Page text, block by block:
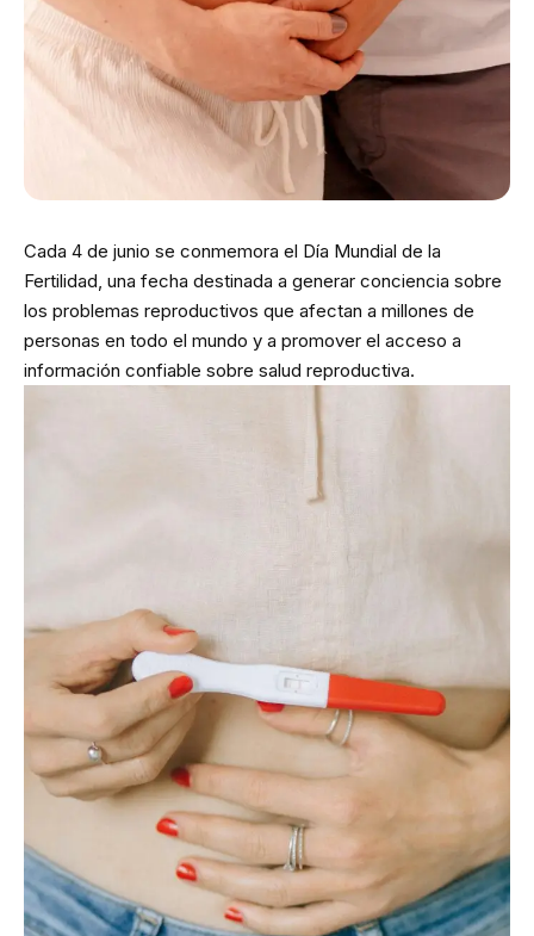
Cada 4 de junio se conmemora el Día Mundial de la
Fertilidad, una fecha destinada a generar conciencia sobre
los problemas reproductivos que afectan a millones de
personas en todo el mundo y a promover el acceso a
información confiable sobre salud reproductiva.